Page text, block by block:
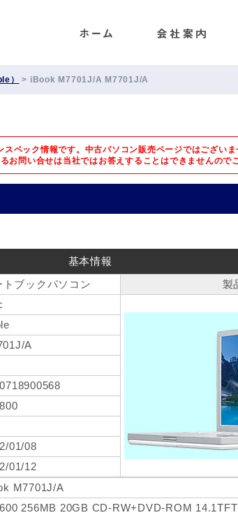
） > iBook M7701J/A M7701J/A
スペック情報です。中古パソコン販売ページではございま
お問い合せは当社ではお答えすることはできませんので
基本情報
トブックパソコン
製
A
01/08
01/12
M7701J/A
256MB 20GB CD-RW+DVD-ROM